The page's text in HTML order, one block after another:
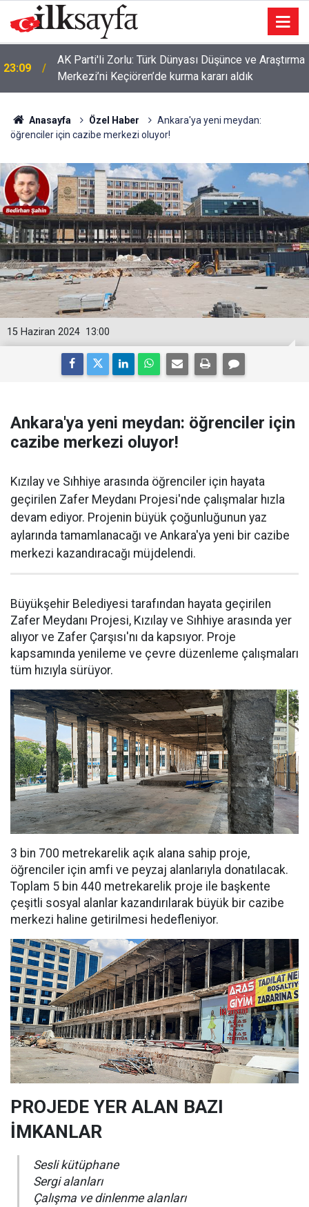
23:09
AK Parti'li Zorlu: Türk Dünyası Düşünce ve Araştırma
Merkezi’ni Keçiören’de kurma kararı aldık
Anasayfa Özel Haber
Ankara'ya yeni meydan:
öğrenciler için cazibe merkezi oluyor!
13:00
15 Haziran 2024
Ankara'ya yeni meydan: öğrenciler için
cazibe merkezi oluyor!
Kızılay ve Sıhhiye arasında öğrenciler için hayata
geçirilen Zafer Meydanı Projesi'nde çalışmalar hızla
devam ediyor. Projenin büyük çoğunluğunun yaz
aylarında tamamlanacağı ve Ankara'ya yeni bir cazibe
merkezi kazandıracağı müjdelendi.
Büyükşehir Belediyesi tarafından hayata geçirilen
Zafer Meydanı Projesi, Kızılay ve Sıhhiye arasında yer
alıyor ve Zafer Çarşısı'nı da kapsıyor. Proje
kapsamında yenileme ve çevre düzenleme çalışmaları
tüm hızıyla sürüyor.
3 bin 700 metrekarelik açık alana sahip proje,
öğrenciler için amfi ve peyzaj alanlarıyla donatılacak.
Toplam 5 bin 440 metrekarelik proje ile başkente
çeşitli sosyal alanlar kazandırılarak büyük bir cazibe
merkezi haline getirilmesi hedefleniyor.
PROJEDE YER ALAN BAZI
İMKANLAR
Sesli kütüphane
Sergi alanları
Çalışma ve dinlenme alanları